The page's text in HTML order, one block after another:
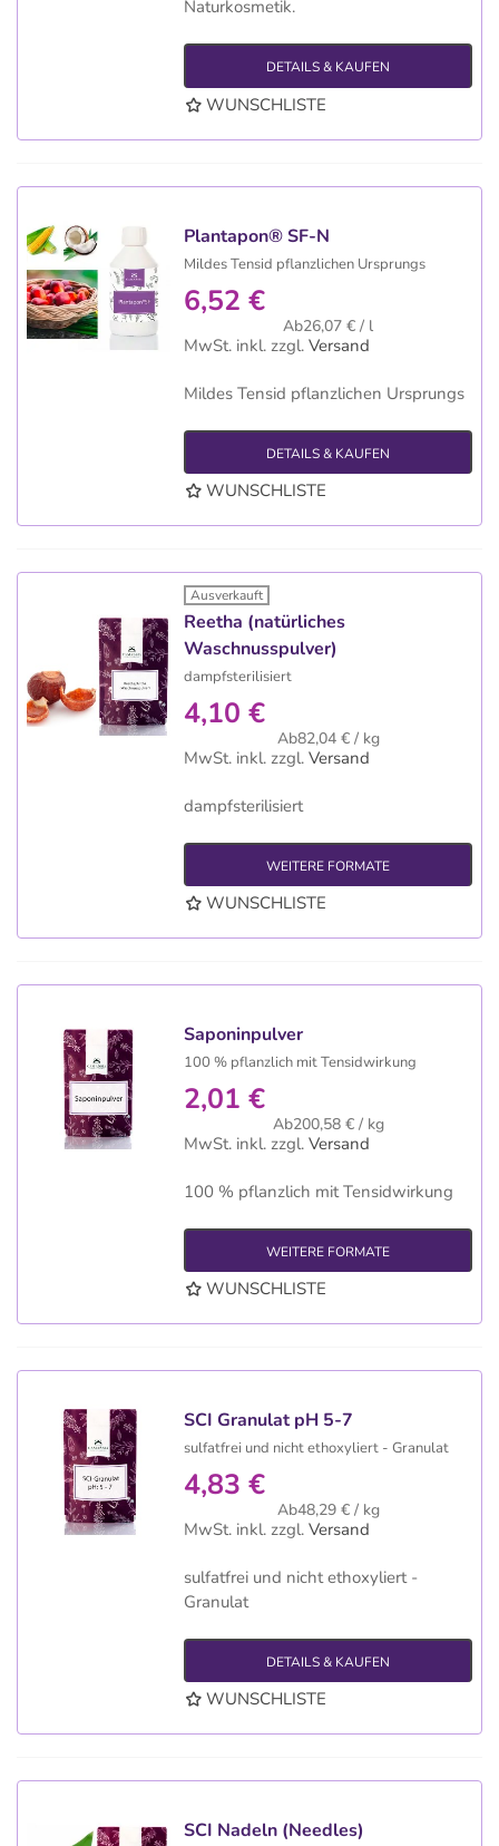
Naturkosmetik.
DETAILS & KAUFEN
WUNSCHLISTE
Plantapon® SF-N
Mildes Tensid pflanzlichen Ursprungs
6,52 €
Ab26,07 € / l
MwSt. inkl. zzgl. Versand
Mildes Tensid pflanzlichen Ursprungs
DETAILS & KAUFEN
WUNSCHLISTE
Ausverkauft
Reetha (natürliches
Waschnusspulver)
dampfsterilisiert
4,10 €
Ab82,04 € / kg
MwSt. inkl. zzgl. Versand
dampfsterilisiert
WEITERE FORMATE
WUNSCHLISTE
Saponinpulver
100 % pflanzlich mit Tensidwirkung
2,01 €
Ab200,58 € / kg
MwSt. inkl. zzgl. Versand
100 % pflanzlich mit Tensidwirkung
WEITERE FORMATE
WUNSCHLISTE
SCI Granulat pH 5-7
sulfatfrei und nicht ethoxyliert - Granulat
4,83 €
Ab48,29 € / kg
MwSt. inkl. zzgl. Versand
sulfatfrei und nicht ethoxyliert -
Granulat
DETAILS & KAUFEN
WUNSCHLISTE
SCI Nadeln (Needles)